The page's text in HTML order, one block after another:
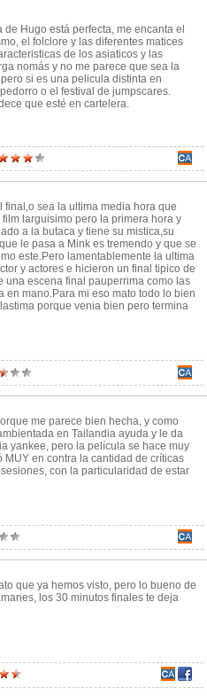
Hugo está perfecta, me encanta el
el folclore y las diferentes matices
de los asiaticos y las
nomás y no me parece que sea la
si es una pelicula distinta en
o el festival de jumpscares.
que esté en cartelera.
final,o sea la ultima media hora que
larguisimo pero la primera hora y
a la butaca y tiene su mistica,su
le pasa a Mink es tremendo y que se
este.Pero lamentablemente la ultima
y actores e hicieron un final tipico de
una escena final pauperrima como las
en mano.Para mi eso mato todo lo bien
porque venia bien pero termina
me parece bien hecha, y como
en Tailandia ayuda y le da
yankee, pero la película se hace muy
en contra la cantidad de críticas
con la particularidad de estar
que ya hemos visto, pero lo bueno de
los 30 minutos finales te deja